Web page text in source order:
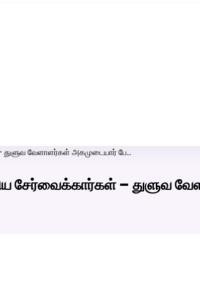
வேளாளர்கள் அகமுடையார் பே…
சேர்வைக்கார்கள் – துளுவ
பெண் வீட்டாருக்கு 100% இலவச திருமண சேவை! வாட்ஸப்